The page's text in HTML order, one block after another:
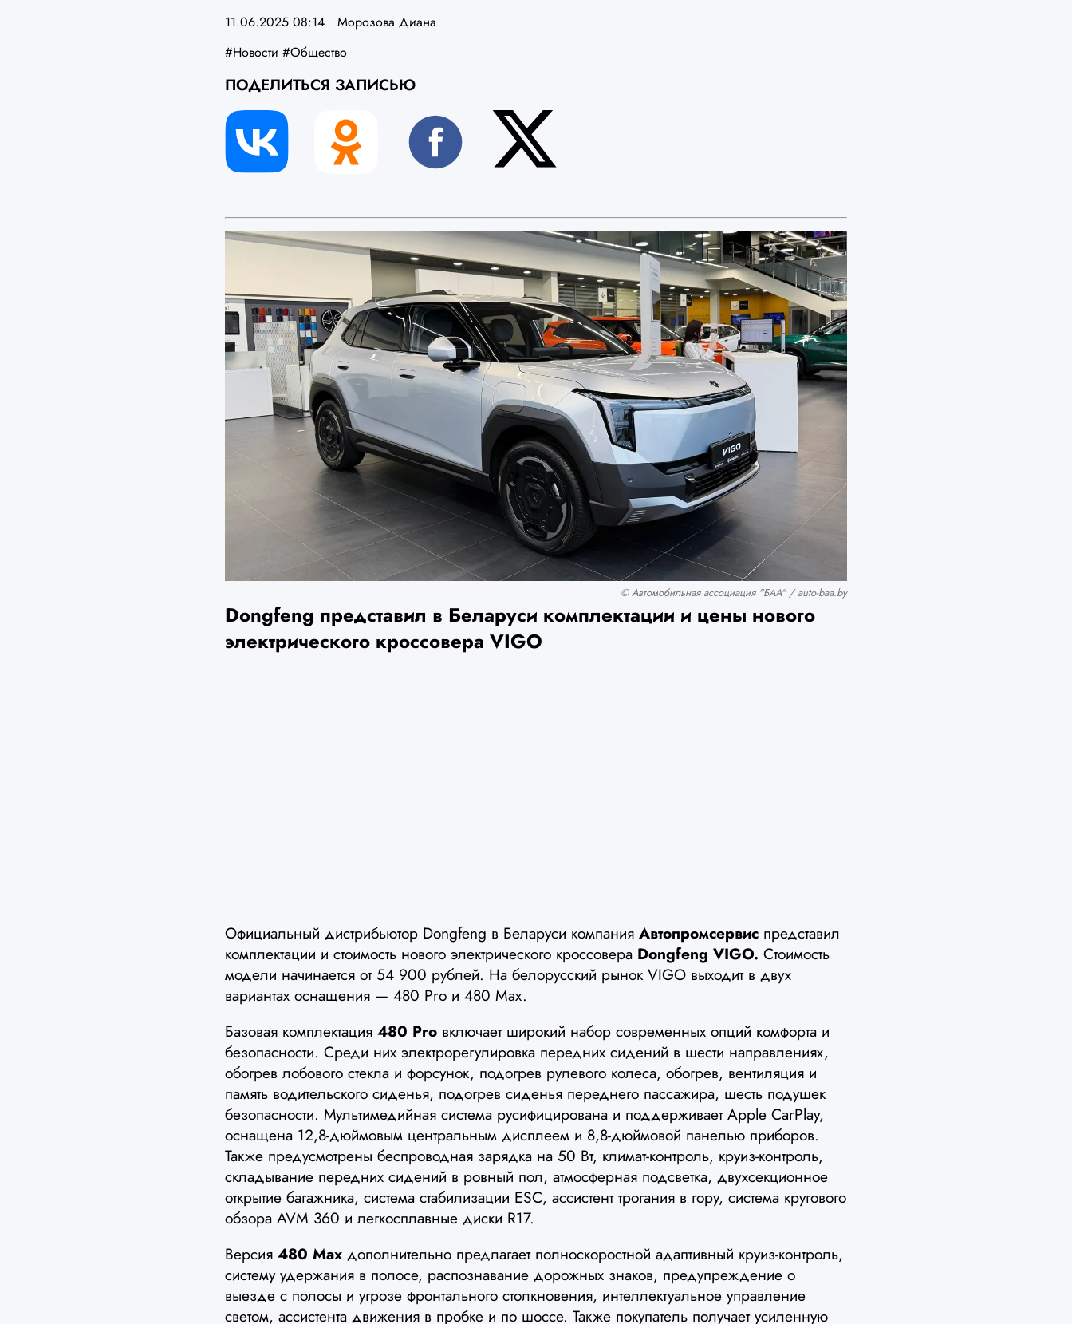
11.06.2025 08:14
Морозова Диана
#Новости #Общество
ПОДЕЛИТЬСЯ ЗАПИСЬЮ
© Автомобильная ассоциация "БАА" / auto-baa.by
Dongfeng представил в Беларуси комплектации и цены нового
электрического кроссовера VIGO
Официальный дистрибьютор Dongfeng в Беларуси компания Автопромсервис представил
комплектации и стоимость нового электрического кроссовера Dongfeng VIGO. Стоимость
модели начинается от 54 900 рублей. На белорусский рынок VIGO выходит в двух
вариантах оснащения — 480 Pro и 480 Max.
Базовая комплектация 480 Pro включает широкий набор современных опций комфорта и
безопасности. Среди них электрорегулировка передних сидений в шести направлениях,
обогрев лобового стекла и форсунок, подогрев рулевого колеса, обогрев, вентиляция и
память водительского сиденья, подогрев сиденья переднего пассажира, шесть подушек
безопасности. Мультимедийная система русифицирована и поддерживает Apple CarPlay,
оснащена 12,8-дюймовым центральным дисплеем и 8,8-дюймовой панелью приборов.
Также предусмотрены беспроводная зарядка на 50 Вт, климат-контроль, круиз-контроль,
складывание передних сидений в ровный пол, атмосферная подсветка, двухсекционное
открытие багажника, система стабилизации ESC, ассистент трогания в гору, система кругового
обзора AVM 360 и легкосплавные диски R17.
Версия 480 Max дополнительно предлагает полноскоростной адаптивный круиз-контроль,
систему удержания в полосе, распознавание дорожных знаков, предупреждение о
выезде с полосы и угрозе фронтального столкновения, интеллектуальное управление
светом, ассистента движения в пробке и по шоссе. Также покупатель получает усиленную